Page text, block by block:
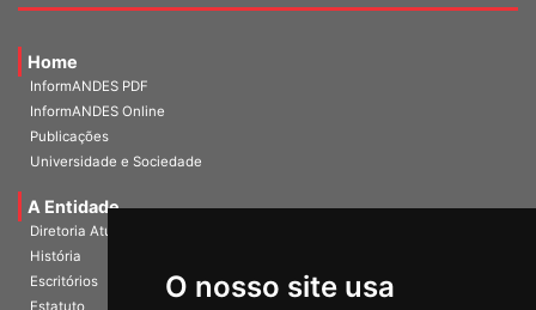
O nosso site usa
Home
InformANDES PDF
InformANDES Online
Publicações
Universidade e Sociedade
A Entidade
Diretoria Atual
História
Escritórios